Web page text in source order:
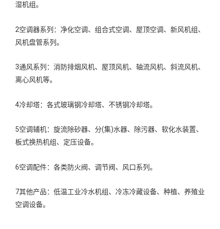
湿机组。
2空调器系列：净化空调、组合式空调、屋顶空调、新风机组、
风机盘管系列。
3通风系列：消防排烟风机、屋顶风机、轴流风机、斜流风机、
离心风机等。
4冷却塔：各式玻璃钢冷却塔、不锈钢冷却塔。
5空调辅机：旋流除砂器、分(集)水器、除污器、软化水装置、
板式换热机组、定压设备。
6空调配件：各类防火阀、调节阀、风口系列。
7其他产品：低温工业冷水机组、冷冻冷藏设备、种植、养殖业
空调设备。